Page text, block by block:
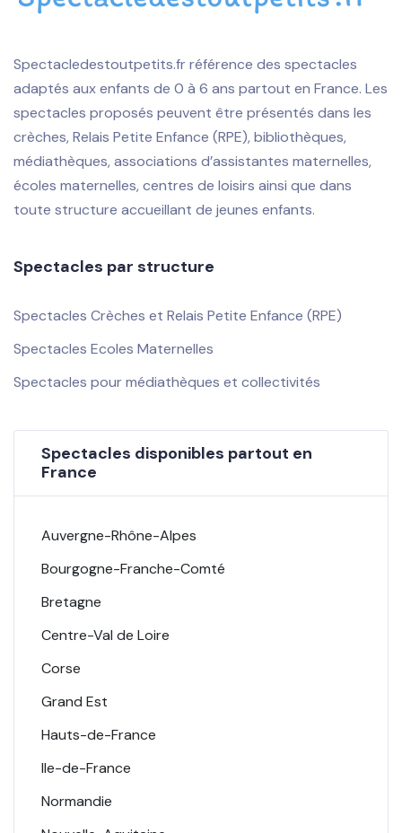
Spectacledestoutpetits.fr référence des spectacles
adaptés aux enfants de 0 à 6 ans partout en France. Les
spectacles proposés peuvent être présentés dans les
crèches, Relais Petite Enfance (RPE), bibliothèques,
médiathèques, associations d’assistantes maternelles,
écoles maternelles, centres de loisirs ainsi que dans
toute structure accueillant de jeunes enfants.
Spectacles par structure
Spectacles Crèches et Relais Petite Enfance (RPE)
Spectacles Ecoles Maternelles
Spectacles pour médiathèques et collectivités
Spectacles disponibles partout en
France
Auvergne-Rhône-Alpes
Bourgogne-Franche-Comté
Bretagne
Centre-Val de Loire
Corse
Grand Est
Hauts-de-France
Ile-de-France
Normandie